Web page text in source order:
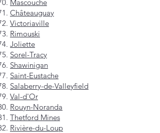
Mascouche
Châteauguay
Victoriaville
Rimouski
Joliette
Sorel-Tracy
Shawinigan
Saint-Eustache
Salaberry-de-Valleyfield
Val-d'Or
Rouyn-Noranda
Thetford Mines
Rivière-du-Loup